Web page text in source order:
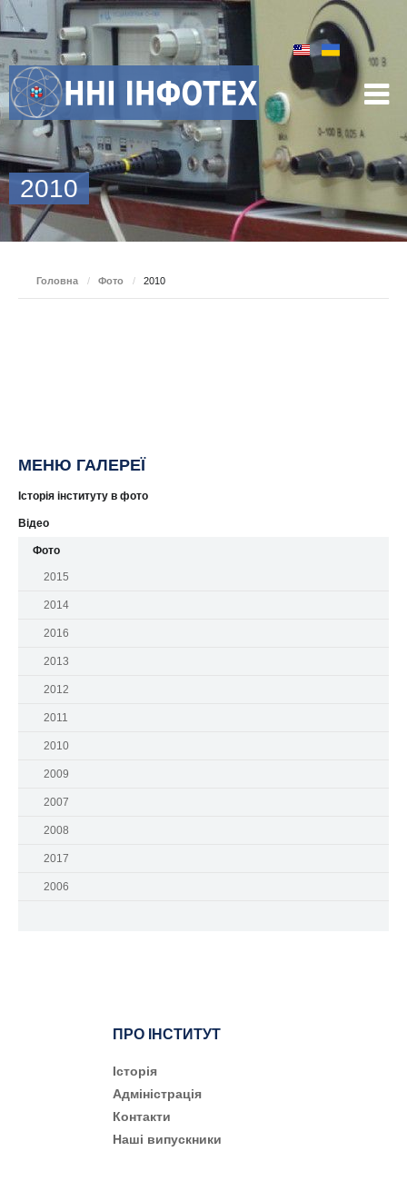
2010
Головна / Фото / 2010
МЕНЮ ГАЛЕРЕЇ
Історія інституту в фото
Відео
Фото
2015
2014
2016
2013
2012
2011
2010
2009
2007
2008
2017
2006
ПРО ІНСТИТУТ
Історія
Адміністрація
Контакти
Наші випускники